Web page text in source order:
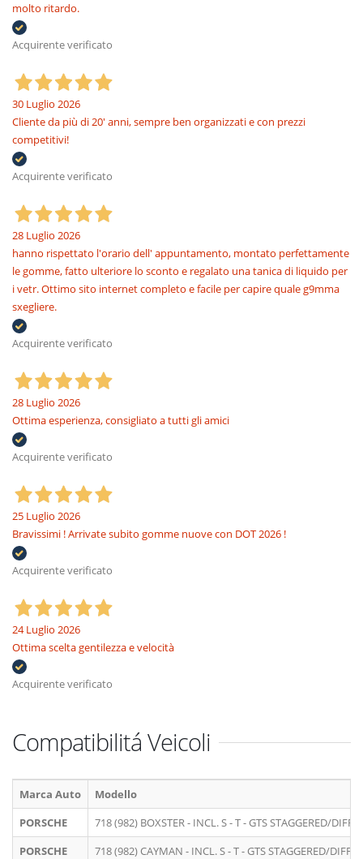
molto ritardo.
Acquirente verificato
30 Luglio 2026
Cliente da più di 20' anni, sempre ben organizzati e con prezzi
competitivi!
Acquirente verificato
28 Luglio 2026
hanno rispettato l'orario dell' appuntamento, montato perfettamente
le gomme, fatto ulteriore lo sconto e regalato una tanica di liquido per
i vetr. Ottimo sito internet completo e facile per capire quale g9mma
sxegliere.
Acquirente verificato
28 Luglio 2026
Ottima esperienza, consigliato a tutti gli amici
Acquirente verificato
25 Luglio 2026
Bravissimi ! Arrivate subito gomme nuove con DOT 2026 !
Acquirente verificato
24 Luglio 2026
Ottima scelta gentilezza e velocità
Acquirente verificato
Compatibilitá Veicoli
Marca Auto
Modello
PORSCHE
718 (982) BOXSTER - INCL. S - T - GTS STAGGERED/
PORSCHE
718 (982) CAYMAN - INCL. S - T - GTS STAGGERED/